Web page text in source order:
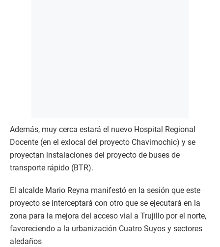
Además, muy cerca estará el nuevo Hospital Regional
Docente (en el exlocal del proyecto Chavimochic) y se
proyectan instalaciones del proyecto de buses de
transporte rápido (BTR).
El alcalde Mario Reyna manifestó en la sesión que este
proyecto se interceptará con otro que se ejecutará en la
zona para la mejora del acceso vial a Trujillo por el norte,
favoreciendo a la urbanización Cuatro Suyos y sectores
aledaños